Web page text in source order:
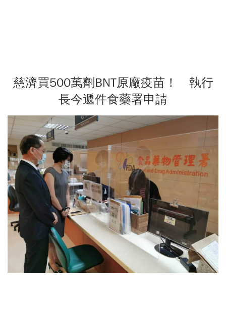
慈濟買500萬劑BNT原廠疫苗！ 執行
長今遞件食藥署申請